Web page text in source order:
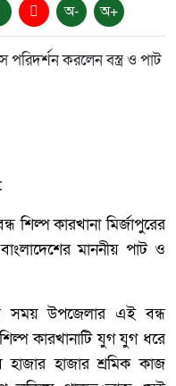
অ- অ+
শিল্প কারখানা মির্জাপুরের
মাননীয় পাট ও
সময় উপজেলার এই বন্ধ
কারখানাটি যুগ যুগ ধরে
হাজার শ্রমিক কাজ